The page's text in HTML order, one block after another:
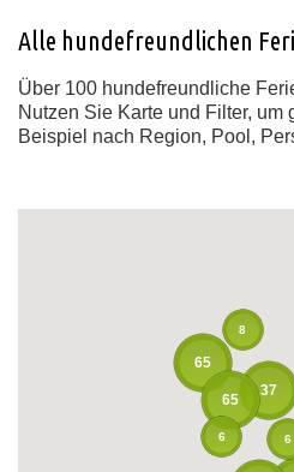
Alle hundefreundlichen
Über 100 hundefreundliche
Nutzen Sie Karte und Filter, um
Beispiel nach Region, Pool,
65
37
65
6
6
8